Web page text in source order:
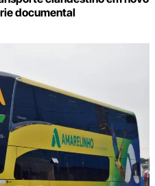
documental